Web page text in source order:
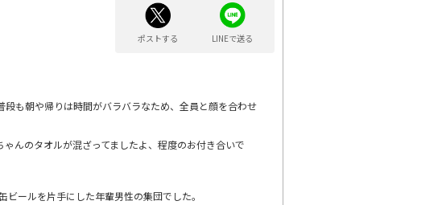
ポストする LINEで送る
も朝や帰りは時間がバラバラなため、全員と顔を合わせ
んのタオルが混ざってましたよ、程度のお付き合いで
ールを片手にした年輩男性の集団でした。